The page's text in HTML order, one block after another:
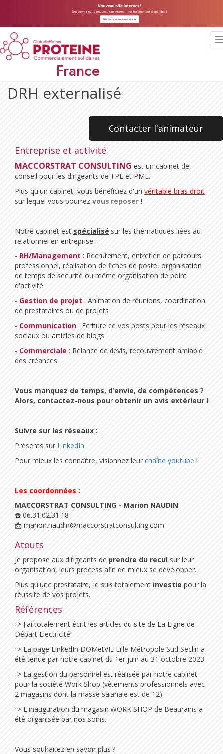
France
DRH externalisé
Contacter l'animateur
Entreprise et activité
MACCORSTRAT CONSULTINGest un cabinet de
conseil pour les dirigeants de TPE et PME.
Plus qu'un cabinet, vous bénéficiez d'unvéritable bras droit
sur lequel vous pourrezvous reposer!
Notre cabinet estspécialisésur les thématiques liées au
relationnel en entreprise :
-RH/Management: Recrutement, entretien de parcours
professionnel, réalisation de fiches de poste, organisation
de temps de sécurité ou même organisation de point
d'activité
-Gestion de projet : Animation de réunions, coordination
de prestataires ou de projets
-Communication: Ecriture de vos posts pour les réseaux
sociaux ou articles de blogs
-Commerciale: Relance de devis, recouvrement amiable
des créances
Vous manquez de temps, d'envie, de compétences ?
Alors, contactez-nous pour obtenir un avis extérieur !
Suivre sur les réseaux:
Présents surLinkedIn
Pour mieux les connaître, visionnez leurchaîne youtube!
Les coordonnées:
MACCORSTRAT CONSULTING - Marion NAUDIN
☎️ 06.31.02.31.18
📩 marion.naudin@maccorstratconsulting.com
Atouts
Je propose aux dirigeants deprendre du reculsur leur
organisation, leurs process afin demieux se développer.
Plus qu'une prestataire, je suis totalementinvestiepour la
réussite de vos projets.
Références
-> J'ai totalement écrit les articles du site de La Ligne de
Départ Electricité
-> La page LinkedIn DOMetVIE Lille Métropole Sud Seclin a
été tenue par notre cabinet du 1er juin au 31 octobre 2023.
-> La gestion du personnel est réalisée par notre cabinet
pour la société Work Shop (vêtements professionnels avec
2 magasins dont la masse salariale est de 12).
-> L'inauguration du magasin WORK SHOP de Beaurains a
été organisée par nos soins.
Vous souhaitez en savoir plus ?